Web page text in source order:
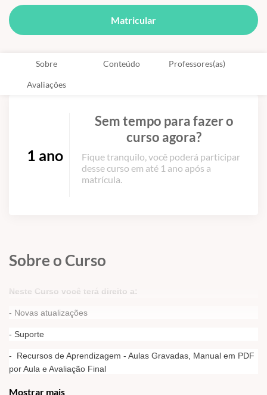
Matricular
Sobre Conteúdo Professores(as)
Avaliações
1 ano
Sem tempo para fazer o
curso agora?
Fique tranquilo, você poderá participar
desse curso em até 1 ano após a
matrícula.
Sobre o Curso
Neste Curso você terá direito a:
- Novas atualizações
- Suporte
- Recursos de Aprendizagem - Aulas Gravadas, Manual em PDF
por Aula e Avaliação Final
- Certificado -
Mostrar mais